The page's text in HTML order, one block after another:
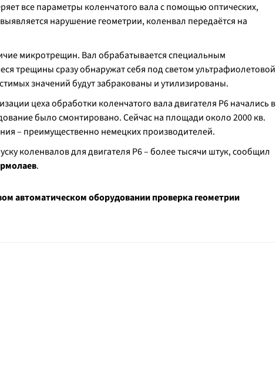
все параметры коленчатого вала с помощью оптических,
нарушение геометрии, коленвал передаётся на
микротрещин. Вал обрабатывается специальным
трещины сразу обнаружат себя под светом ультрафиолетовой
значений будут забракованы и утилизированы.
цеха обработки коленчатого вала двигателя Р6 начались в
было смонтировано. Сейчас на площади около 2000 кв.
– преимущественно немецких производителей.
коленвалов для двигателя Р6 – более тысячи штук, сообщил
.
автоматическом оборудовании проверка геометрии